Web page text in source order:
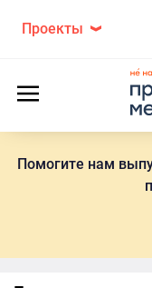
Помогите нам
Проекты